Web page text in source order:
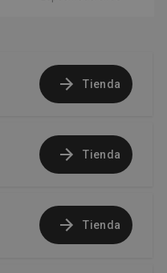
Tienda
Tienda
Tienda